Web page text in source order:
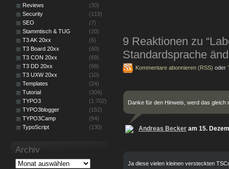
9 Reaktionen zu
Standardsprache
Kommentare abonnieren (RSS) oder
Danke für den Hinweis, werd das
Andreas Becker am 15.
Ja diese vielen kleinen versteckten
Reviews
(30)
Security
(119)
SEO
(7)
Stammtisch & TUG
(20)
T3 AK 20xx
(6)
T3 Board 20xx
(60)
T3 CON 20xx
(69)
T3 DD 20xx
(68)
T3 UXW 20xx
(10)
Templates
(24)
Tutorial
(304)
TYPO3
(1.702)
TYPO3blogger
(152)
TYPO3Camp
(94)
TypoScript
(130)
Archiv